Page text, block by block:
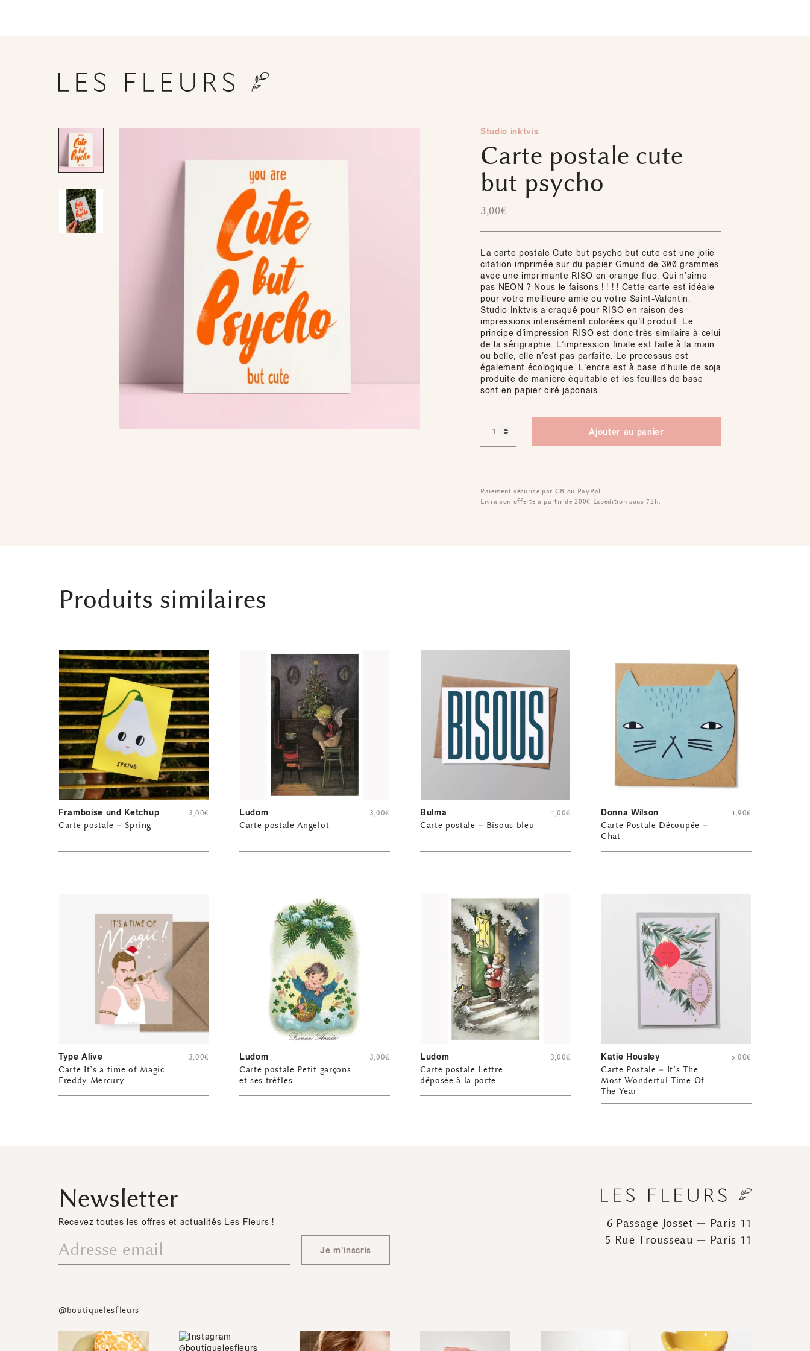
Studio inktvis
Carte postale cute
but psycho
3,00€
La carte postale Cute but psycho but cute est une jolie
citation imprimée sur du papier Gmund de 300 grammes
avec une imprimante RISO en orange fluo. Qui n’aime
pas NEON ? Nous le faisons ! ! ! ! Cette carte est idéale
pour votre meilleure amie ou votre Saint-Valentin.
Studio Inktvis a craqué pour RISO en raison des
impressions intensément colorées qu’il produit. Le
principe d’impression RISO est donc très similaire à celui
de la sérigraphie. L’impression finale est faite à la main
ou belle, elle n’est pas parfaite. Le processus est
également écologique. L’encre est à base d’huile de soja
produite de manière équitable et les feuilles de base
sont en papier ciré japonais.
Ajouter au panier
Paiement sécurisé par CB ou PayPal.
Livraison offerte à partir de 200€ Expédition sous 72h.
Produits similaires
Framboise und Ketchup
Carte postale – Spring
3,00€ Ludom
Carte postale Angelot
3,00€ Bulma
Carte postale – Bisous bleu
4,00€ Donna Wilson
Carte Postale Découpée –
Chat
4,90€
Type Alive
Carte It’s a time of Magic
Freddy Mercury
3,00€ Ludom
Carte postale Petit garçons
et ses trèfles
3,00€ Ludom
Carte postale Lettre
déposée à la porte
3,00€ Katie Housley
Carte Postale – It’s The
Most Wonderful Time Of
The Year
5,00€
Newsletter
Recevez toutes les offres et actualités Les Fleurs !
Je m'inscris
6 Passage Josset — Paris 11
5 Rue Trousseau — Paris 11
@boutiquelesfleurs